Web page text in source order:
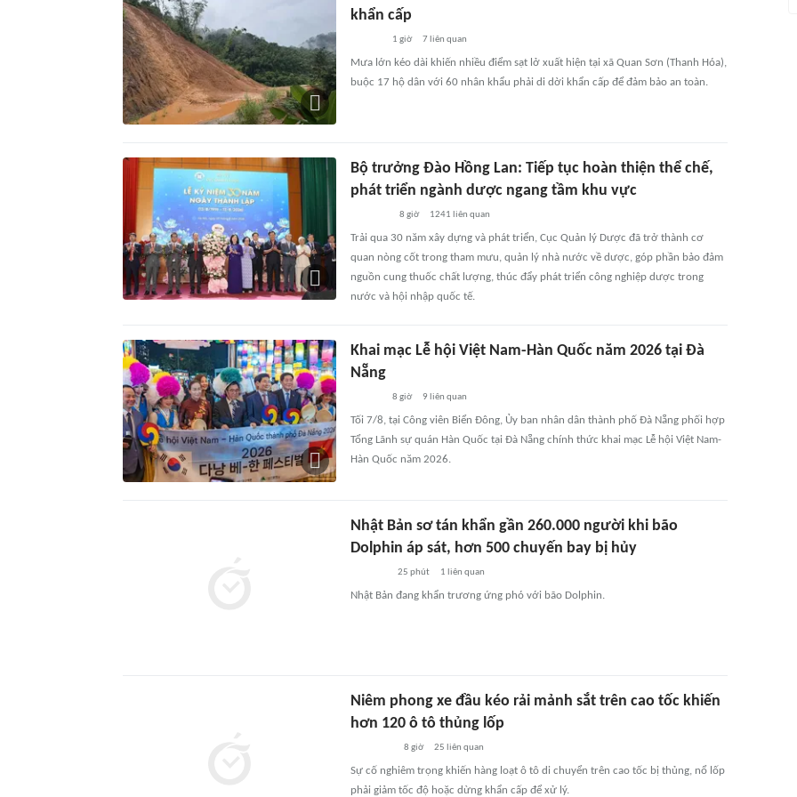
khẩn cấp
1 giờ 7liên quan
Mưa lớn kéo dài khiến nhiều điểm sạt lở xuất hiện tại xã Quan Sơn (Thanh Hóa),
buộc 17 hộ dân với 60 nhân khẩu phải di dời khẩn cấp để đảm bảo an toàn.
Bộ trưởng Đào Hồng Lan: Tiếp tục hoàn thiện thể chế,
phát triển ngành dược ngang tầm khu vực
8 giờ 1241 liên quan
Trải qua 30 năm xây dựng và phát triển, Cục Quản lý Dược đã trở thành cơ
quan nòng cốt trong tham mưu, quản lý nhà nước về dược, góp phần bảo đảm
nguồn cung thuốc chất lượng, thúc đẩy phát triển công nghiệp dược trong
nước và hội nhập quốc tế.
Khai mạc Lễ hội Việt Nam-Hàn Quốc năm 2026 tại Đà
Nẵng
8 giờ 9 liên quan
Tối 7/8, tại Công viên Biển Đông, Ủy ban nhân dân thành phố Đà Nẵng phối hợp
Tổng Lãnh sự quán Hàn Quốc tại Đà Nẵng chính thức khai mạc Lễ hội Việt Nam-
Hàn Quốc năm 2026.
Nhật Bản sơ tán khẩn gần 260.000 người khi bão
Dolphin áp sát, hơn 500 chuyến bay bị hủy
25 phút 1 liên quan
Nhật Bản đang khẩn trương ứng phó với bão Dolphin.
Niêm phong xe đầu kéo rải mảnh sắt trên cao tốc khiến
hơn 120 ô tô thủng lốp
8 giờ 25 liên quan
Sự cố nghiêm trọng khiến hàng loạt ô tô di chuyển trên cao tốc bị thủng, nổ lốp
phải giảm tốc độ hoặc dừng khẩn cấp để xử lý.